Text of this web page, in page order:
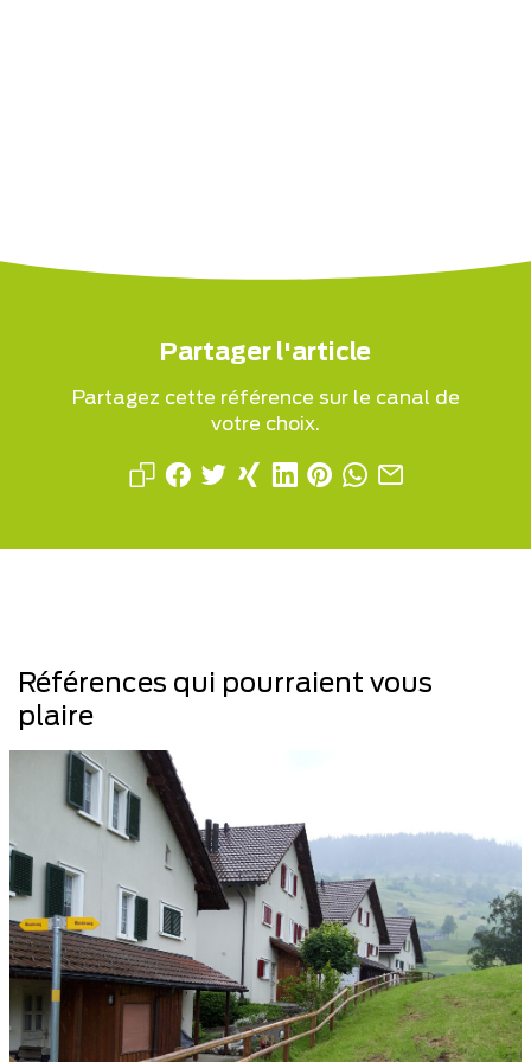
Partager l'article
Partagez cette référence sur le canal de
votre choix.
Références qui pourraient vous
plaire